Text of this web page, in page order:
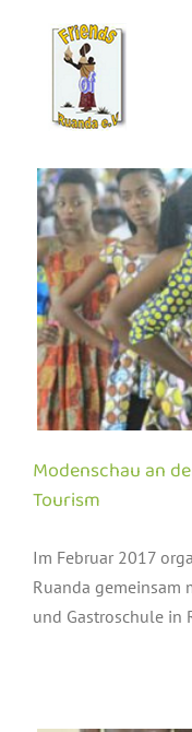
Modenschau an
Tourism
Im Februar 2017
Ruanda gemeinsam
und Gastroschule in